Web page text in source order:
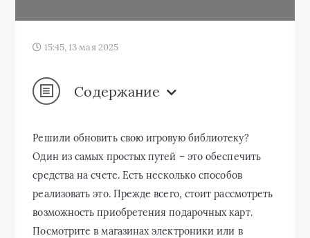
15:45, 13 мая 2025
Содержание
Решили обновить свою игровую библиотеку?
Один из самых простых путей – это обеспечить
средства на счете. Есть несколько способов
реализовать это. Прежде всего, стоит рассмотреть
возможность приобретения подарочных карт.
Посмотрите в магазинах электроники или в